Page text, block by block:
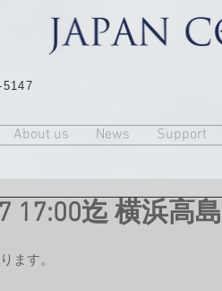
5147
About us News Support
17:00迄 横浜高
ます。